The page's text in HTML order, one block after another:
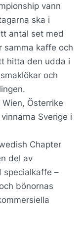
vann
ska i
antal set med
samma kaffe och
hitta den udda i
och
Österrike
Sverige i
Chapter
del av
specialkaffe –
bönornas